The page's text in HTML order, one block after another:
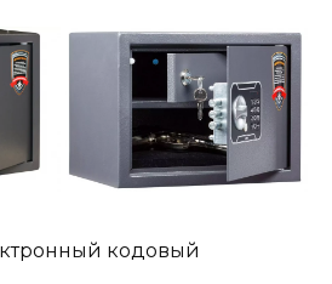
кодовый